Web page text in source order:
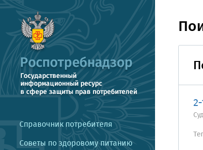
Справочник потребителя
Советы по здоровому питанию